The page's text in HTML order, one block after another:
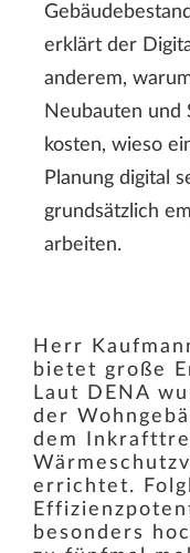
erklärt der
anderem,
Neubauten und
kosten, wieso
Planung digital
grundsätzlich
arbeiten.
Herr
bietet große
Laut DENA
der
dem
errichtet.
besonders